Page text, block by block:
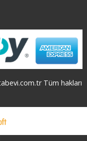
Tüm hakları